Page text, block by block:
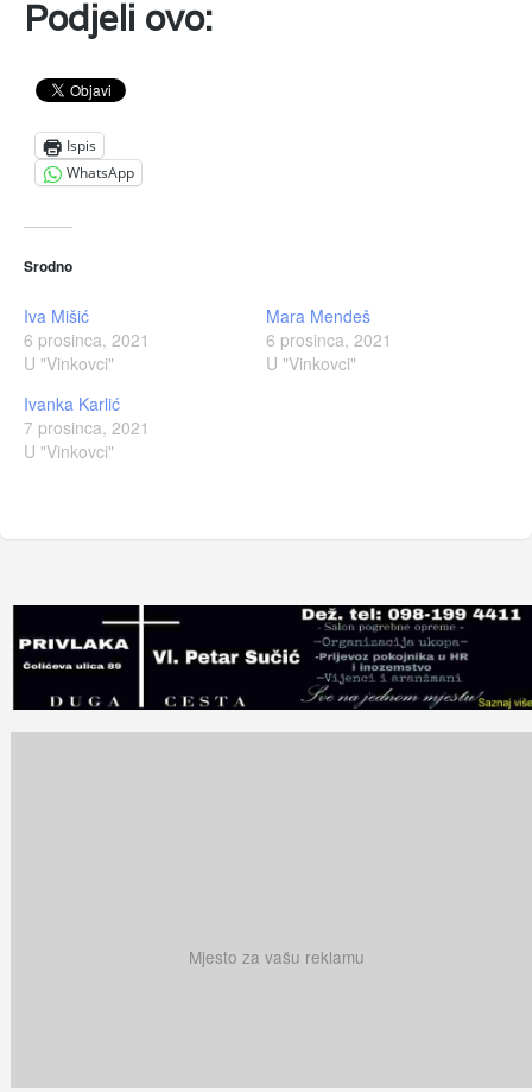
Podjeli ovo:
Ispis
WhatsApp
Srodno
Iva Mišić
6 prosinca, 2021
U "Vinkovci"
Mara Mendeš
6 prosinca, 2021
U "Vinkovci"
Ivanka Karlić
7 prosinca, 2021
U "Vinkovci"
Mjesto za vašu reklamu